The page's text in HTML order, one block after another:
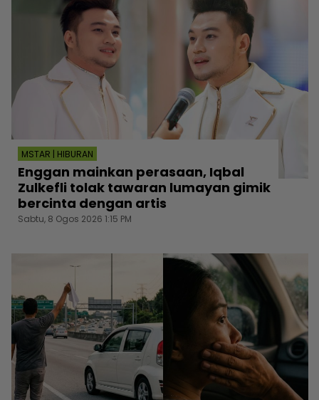
MSTAR | HIBURAN
Enggan mainkan perasaan, Iqbal
Zulkefli tolak tawaran lumayan gimik
bercinta dengan artis
Sabtu, 8 Ogos 2026 1:15 PM